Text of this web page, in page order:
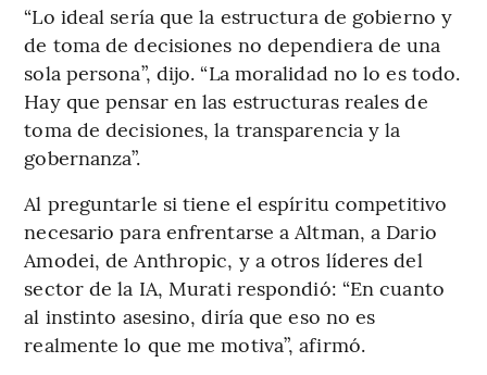
“Lo ideal sería que la estructura de gobierno y
de toma de decisiones no dependiera de una
sola persona”, dijo. “La moralidad no lo es todo.
Hay que pensar en las estructuras reales de
toma de decisiones, la transparencia y la
gobernanza”.
Al preguntarle si tiene el espíritu competitivo
necesario para enfrentarse a Altman, a Dario
Amodei, de Anthropic, y a otros líderes del
sector de la IA, Murati respondió: “En cuanto
al instinto asesino, diría que eso no es
realmente lo que me motiva”, afirmó.